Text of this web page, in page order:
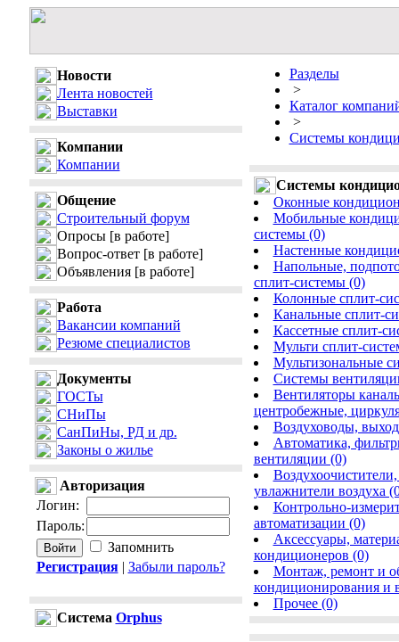
Новости
Лента новостей
Выставки
Компании
Компании
Общение
Строительный форум
Опросы [в работе]
Вопрос-ответ [в работе]
Объявления [в работе]
Работа
Вакансии компаний
Резюме специалистов
Документы
ГОСТы
СНиПы
СанПиНы, РД и др.
Законы о жилье
Авторизация
Логин:
Пароль:
Запомнить
Регистрация| Забыли пароль?
Cистема Orphus
Разделы
>
Каталог
>
Системы
Системы
Оконные
Мобильные
системы (0)
Настенные
Напольные,
сплит-системы (0)
Колонные сплит-
Канальные сплит-
Кассетные сплит-
Мульти сплит-
Мультизональные
Системы
Вентиляторы
центробежные,
Воздуховоды,
Автоматика,
вентиляции (0)
увлажнители воздуха
Контрольно-
автоматизации (0)
Аксессуары,
кондиционеров (0)
Монтаж, ремонт и
кондиционирования и
Прочее (0)